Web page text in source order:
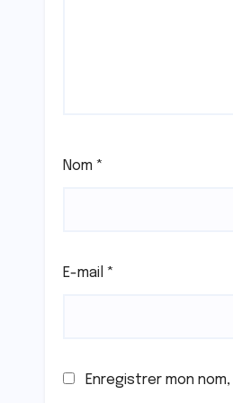
Nom *
E-mail *
Enregistrer mon